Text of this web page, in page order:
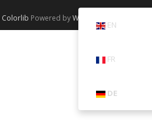
EN
FR
DE
Colorlib Powered byWordPress